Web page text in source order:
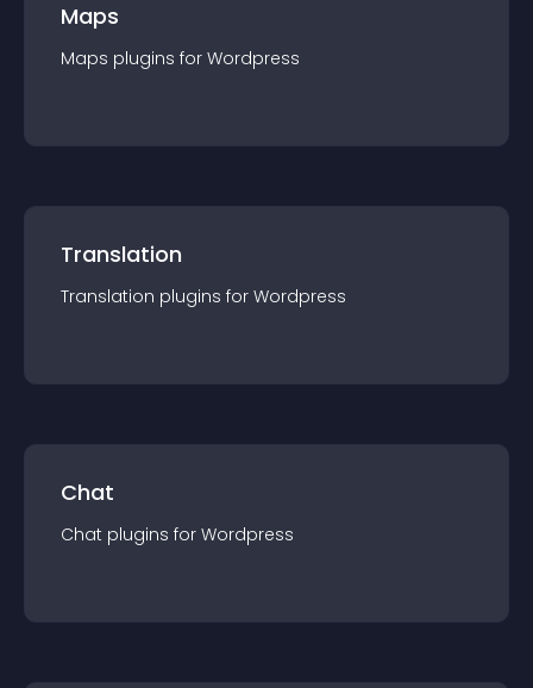
Maps
Maps plugins for Wordpress
Translation
Translation plugins for Wordpress
Chat
Chat plugins for Wordpress